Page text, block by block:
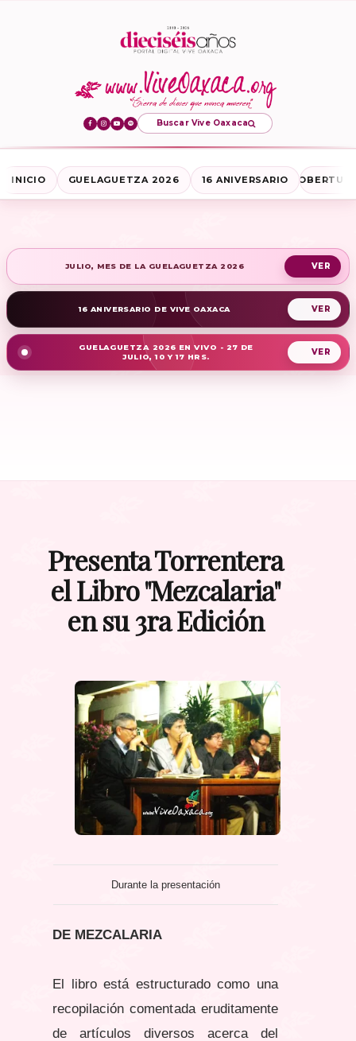
Buscar Vive Oaxaca
INICIO GUELAGUETZA 2026 16 ANIVERSARIO
JULIO, MES DE LA GUELAGUETZA 2026
16 ANIVERSARIO DE VIVE OAXACA
GUELAGUETZA 2026 EN VIVO - 27 DE
JULIO, 10 Y 17 HRS.
Presenta Torrentera
el Libro "Mezcalaria"
en su 3ra Edición
Durante la presentación
DE MEZCALARIA
El libro está estructurado como una
recopilación comentada eruditamente
de artículos diversos acerca del